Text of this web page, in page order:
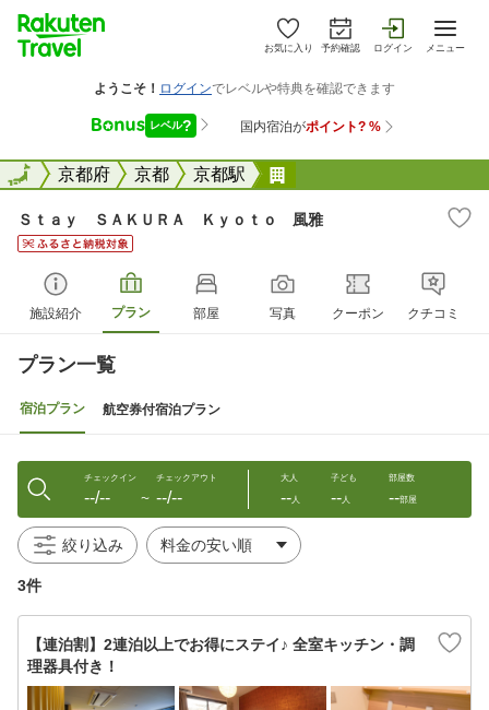
お気に入り 予約確認 ログイン メニュー
全国京都府 京都 京都駅
全国
Ｓｔａｙ ＳＡＫＵＲＡ Ｋｙｏｔｏ 風雅
施設紹介 プラン 部屋 写真 クーポン クチコミ
プラン一覧
宿泊プラン 航空券付宿泊プラン
チェックイン
--/-- 〜
チェックアウト
--/--
大人
--人
子ども
--人
部屋数
--部屋
絞り込み
3件
【連泊割】2連泊以上でお得にステイ♪ 全室キッチン・調
理器具付き！